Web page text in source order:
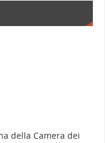
della Camera dei